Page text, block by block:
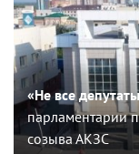
«Не все
парламентарии
созыва АКЗС